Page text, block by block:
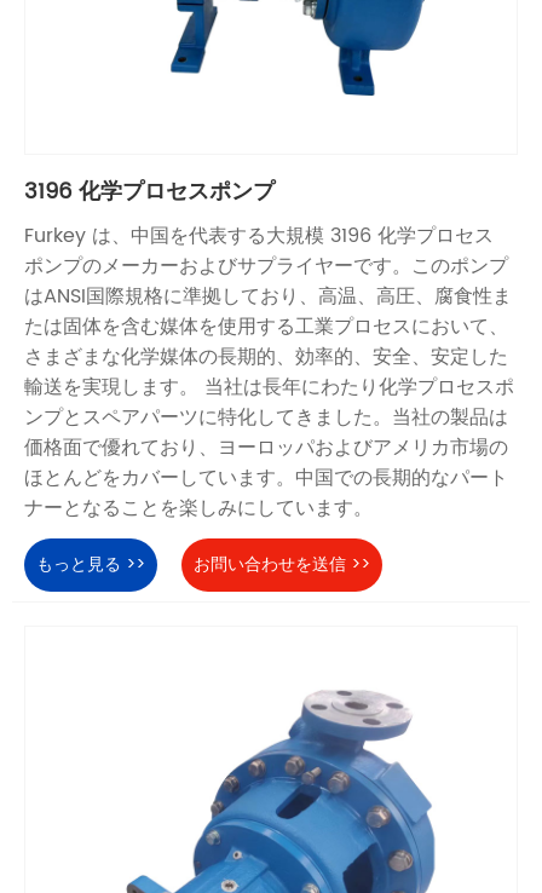
3196 化学プロセスポンプ
Furkey は、中国を代表する大規模 3196 化学プロセス
ポンプのメーカーおよびサプライヤーです。このポンプ
はANSI国際規格に準拠しており、高温、高圧、腐食性ま
たは固体を含む媒体を使用する工業プロセスにおいて、
さまざまな化学媒体の長期的、効率的、安全、安定した
輸送を実現します。 当社は長年にわたり化学プロセスポ
ンプとスペアパーツに特化してきました。当社の製品は
価格面で優れており、ヨーロッパおよびアメリカ市場の
ほとんどをカバーしています。中国での長期的なパート
ナーとなることを楽しみにしています。
もっと見る >> お問い合わせを送信 >>